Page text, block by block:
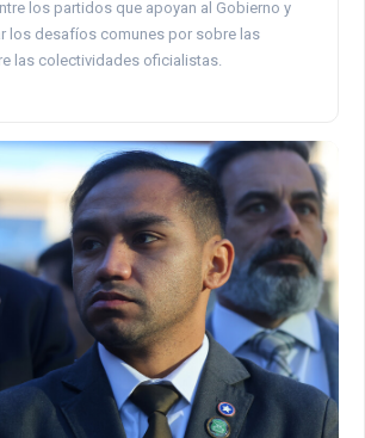
los partidos que apoyan al Gobierno y
los desafíos comunes por sobre las
las colectividades oficialistas.